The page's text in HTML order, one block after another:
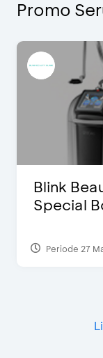
Promo
Blink
Special
Periode 27